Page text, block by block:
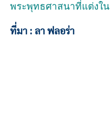
พระพุทธศาสนาที่แต่งใ
ที่มา : ลา ฟลอร่า